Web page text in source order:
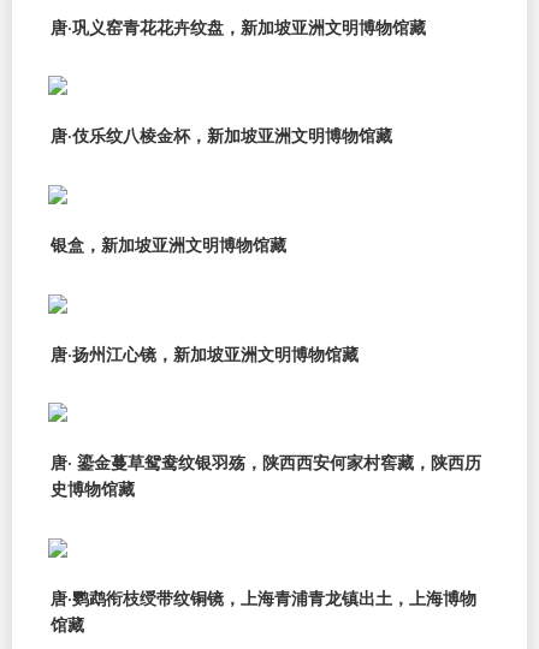
唐·巩义窑青花花卉纹盘，新加坡亚洲文明博物馆藏
唐·伎乐纹八棱金杯，新加坡亚洲文明博物馆藏
银盒，新加坡亚洲文明博物馆藏
唐·扬州江心镜，新加坡亚洲文明博物馆藏
唐· 鎏金蔓草鸳鸯纹银羽殇，陕西西安何家村窖藏，陕西历
史博物馆藏
唐·鹦鹉衔枝绶带纹铜镜，上海青浦青龙镇出土，上海博物
馆藏